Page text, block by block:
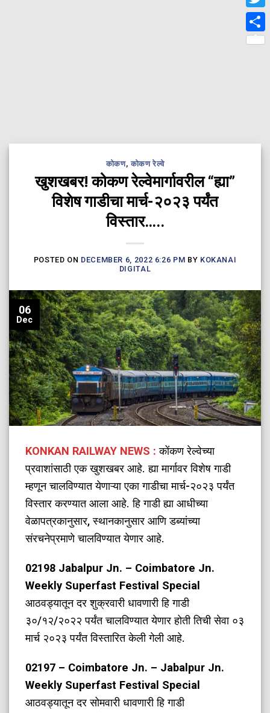
कोकण, कोकण रेल्वे
खुशखबर! कोकण रेल्वेमार्गावरील “ह्या”
विशेष गाडीचा मार्च-२०२३ पर्यंत
विस्तार…..
POSTED ON DECEMBER 6, 2022 6:26 PM BY KOKANAI
DIGITAL
06
Dec
KONKAN RAILWAY NEWS :कोंकण रेल्वेच्या
प्रवाशांसाठी एक खुशखबर आहे. ह्या मार्गावर विशेष गाडी
म्हणून चालविण्यात येणाऱ्या एका गाडीचा मार्च-२०२३ पर्यंत
विस्तार करण्यात आला आहे. हि गाडी ह्या आधीच्या
वेळापत्रकानुसार, स्थानकानुसार आणि डब्यांच्या
संरचनेप्रमाणे चालविण्यात येणार आहे.
02198 Jabalpur Jn. – Coimbatore Jn.
Weekly Superfast Festival Special
आठवड्यातून दर शुक्रवारी धावणारी हि गाडी
३०/१२/२०२२ पर्यंत चालविण्यात येणार होती तिची सेवा ०३
मार्च २०२३ पर्यंत विस्तारित केली गेली आहे.
02197 – Coimbatore Jn. – Jabalpur Jn.
Weekly Superfast Festival Special
आठवड्यातून दर सोमवारी धावणारी हि गाडी